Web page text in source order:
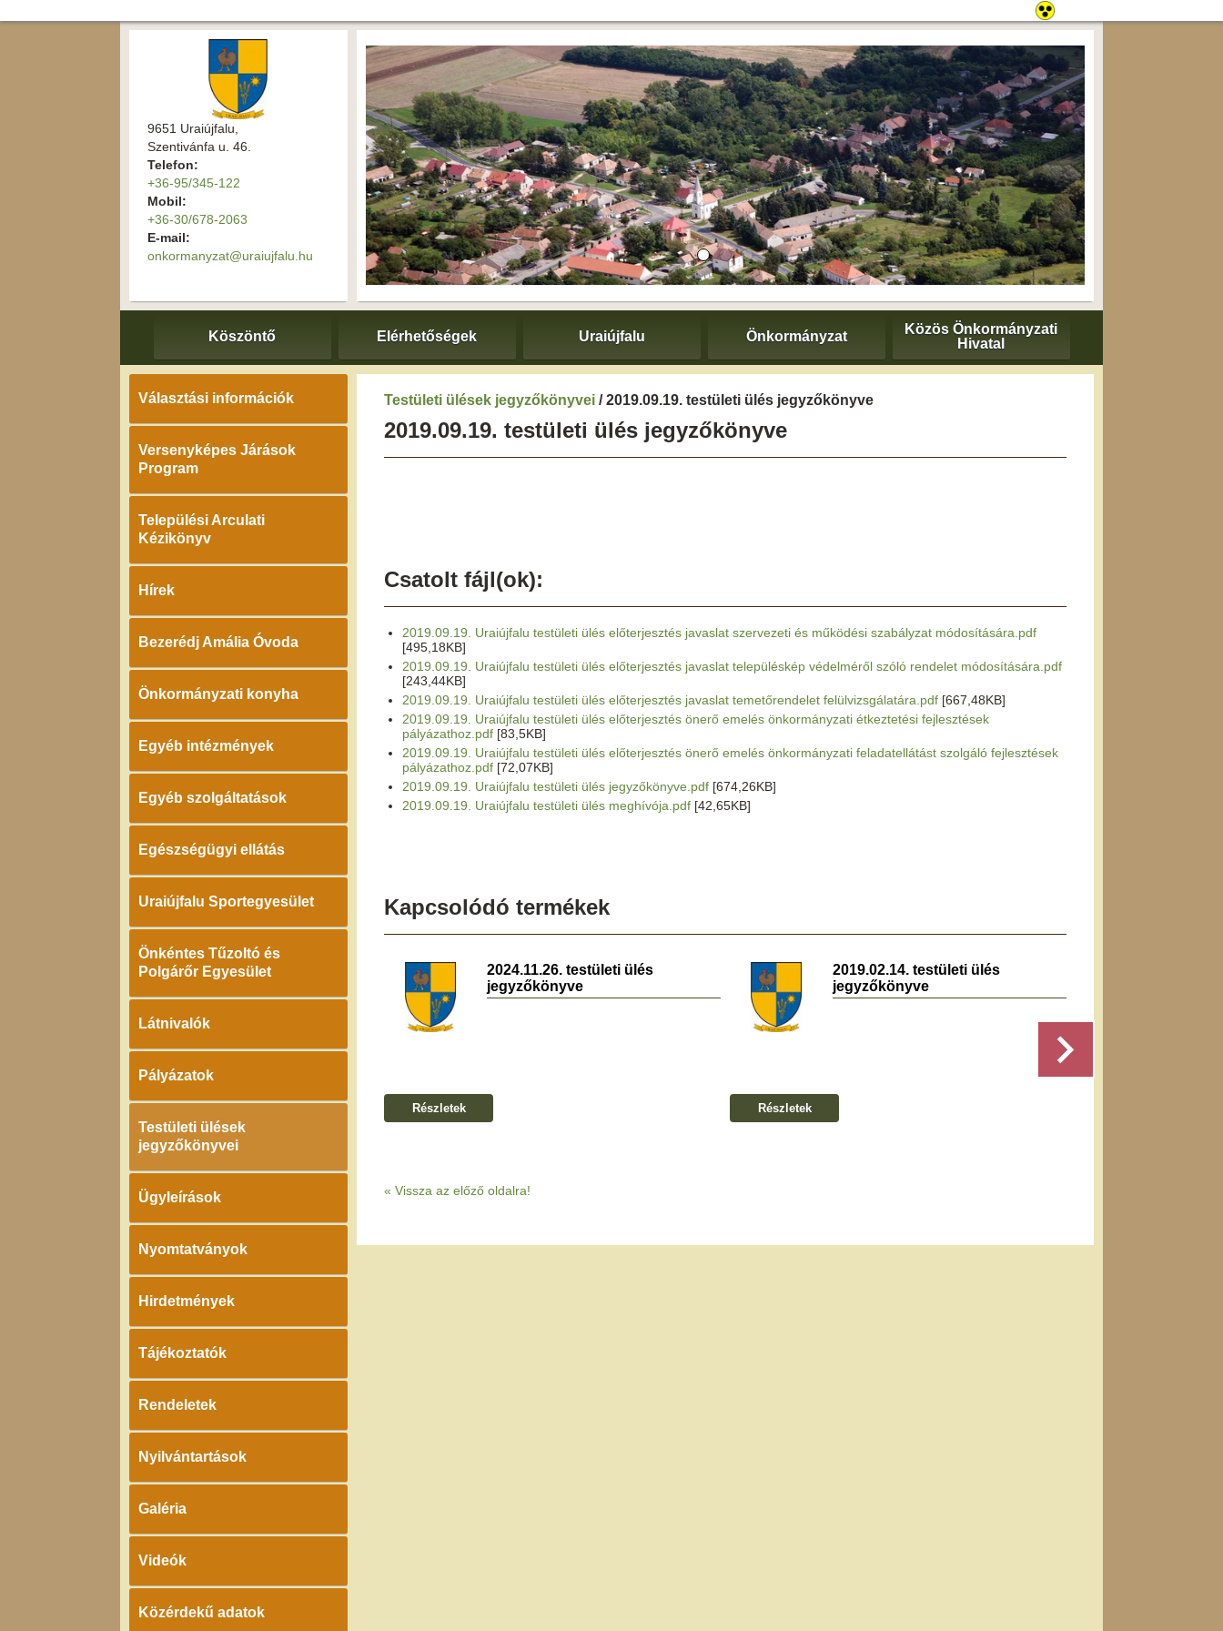
9651 Uraiújfalu,
Szentivánfa u. 46.
Telefon:
+36-95/345-122
Mobil:
+36-30/678-2063
E-mail:
onkormanyzat@uraiujfalu.hu
Köszöntő Elérhetőségek Uraiújfalu Önkormányzat
Közös Önkormányzati
Hivatal
Választási információk
Versenyképes Járások
Program
Települési Arculati
Kézikönyv
Hírek
Bezerédj Amália Óvoda
Önkormányzati konyha
Egyéb intézmények
Egyéb szolgáltatások
Egészségügyi ellátás
Uraiújfalu Sportegyesület
Önkéntes Tűzoltó és
Polgárőr Egyesület
Látnivalók
Pályázatok
Testületi ülések
jegyzőkönyvei
Ügyleírások
Nyomtatványok
Hirdetmények
Tájékoztatók
Rendeletek
Nyilvántartások
Galéria
Videók
Közérdekű adatok
Testületi ülések jegyzőkönyvei / 2019.09.19. testületi ülés jegyzőkönyve
2019.09.19. testületi ülés jegyzőkönyve
Csatolt fájl(ok):
2019.09.19. Uraiújfalu testületi ülés előterjesztés javaslat szervezeti és működési szabályzat módosítására.pdf
[495,18KB]
2019.09.19. Uraiújfalu testületi ülés előterjesztés javaslat településkép védelméről szóló rendelet módosítására.pdf
[243,44KB]
2019.09.19. Uraiújfalu testületi ülés előterjesztés javaslat temetőrendelet felülvizsgálatára.pdf [667,48KB]
2019.09.19. Uraiújfalu testületi ülés előterjesztés önerő emelés önkormányzati étkeztetési fejlesztések
pályázathoz.pdf [83,5KB]
2019.09.19. Uraiújfalu testületi ülés előterjesztés önerő emelés önkormányzati feladatellátást szolgáló fejlesztések
pályázathoz.pdf [72,07KB]
2019.09.19. Uraiújfalu testületi ülés jegyzőkönyve.pdf [674,26KB]
2019.09.19. Uraiújfalu testületi ülés meghívója.pdf [42,65KB]
Kapcsolódó termékek
2024.11.26. testületi ülés
jegyzőkönyve
Részletek
2019.02.14. testületi ülés
jegyzőkönyve
Részletek
« Vissza az előző oldalra!